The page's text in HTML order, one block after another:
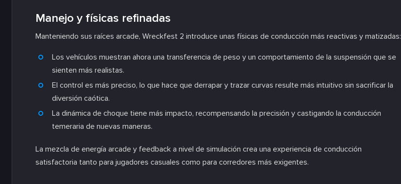
Manejo y físicas refinadas
Manteniendo sus raíces arcade, Wreckfest 2 introduce unas físicas de conducción más reactivas y matizadas:
Los vehículos muestran ahora una transferencia de peso y un comportamiento de la suspensión que se
sienten más realistas.
El control es más preciso, lo que hace que derrapar y trazar curvas resulte más intuitivo sin sacrificar la
diversión caótica.
La dinámica de choque tiene más impacto, recompensando la precisión y castigando la conducción
temeraria de nuevas maneras.
La mezcla de energía arcade y feedback a nivel de simulación crea una experiencia de conducción
satisfactoria tanto para jugadores casuales como para corredores más exigentes.